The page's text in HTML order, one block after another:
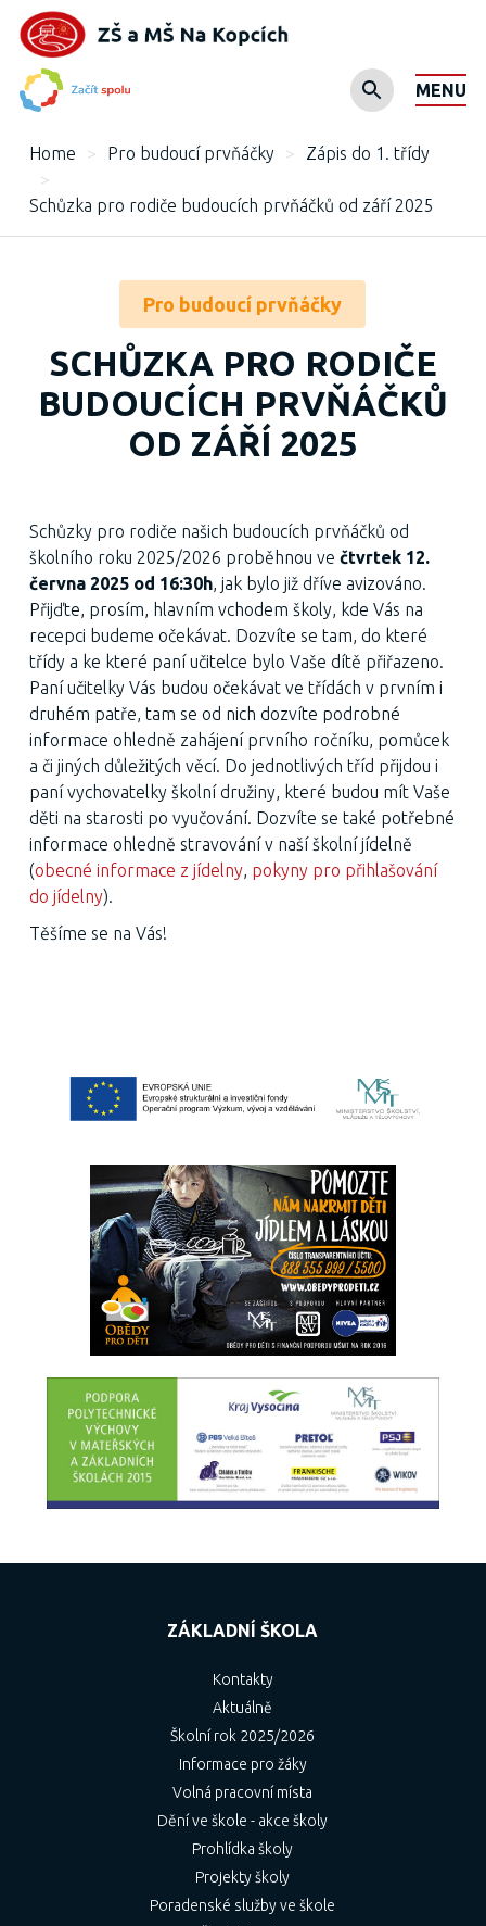
MENU
Home > Pro budoucí prvňáčky >
Zápis do 1. třídy
>
Schůzka pro rodiče budoucích prvňáčků od září 2025
Pro budoucí prvňáčky
SCHŮZKA PRO RODIČE
BUDOUCÍCH PRVŇÁČKŮ
OD ZÁŘÍ 2025
Schůzky pro rodiče našich budoucích prvňáčků od
školního roku 2025/2026 proběhnou ve čtvrtek 12.
června 2025 od 16:30h, jak bylo již dříve avizováno.
Přijďte, prosím, hlavním vchodem školy, kde Vás na
recepci budeme očekávat. Dozvíte se tam, do které
třídy a ke které paní učitelce bylo Vaše dítě přiřazeno.
Paní učitelky Vás budou očekávat ve třídách v prvním i
druhém patře, tam se od nich dozvíte podrobné
informace ohledně zahájení prvního ročníku, pomůcek
a či jiných důležitých věcí. Do jednotlivých tříd přijdou i
paní vychovatelky školní družiny, které budou mít Vaše
děti na starosti po vyučování. Dozvíte se také potřebné
informace ohledně stravování v naší školní jídelně
(obecné informace z jídelny, pokyny pro přihlašování
do jídelny).
Těšíme se na Vás!
ZÁKLADNÍ ŠKOLA
Kontakty
Aktuálně
Školní rok 2025/2026
Informace pro žáky
Volná pracovní místa
Dění ve škole - akce školy
Prohlídka školy
Projekty školy
Poradenské služby ve škole